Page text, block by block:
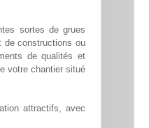
sortes de grues
de constructions ou
de qualités et
votre chantier situé
attractifs, avec